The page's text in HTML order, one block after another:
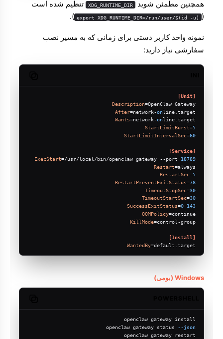
همچنین مطمئن شوید
XDG_RUNTIME_DIR تنظیم شده است
(
export XDG_RUNTIME_DIR=/run/user/$(id -u)
).
نمونه واحد کاربر دستی برای زمانی که به مسیر نصب
سفارشی نیاز دارید:
[Unit]
Description=OpenClaw Gateway
After=network-online.target
Wants=network-online.target
StartLimitBurst=5
StartLimitIntervalSec=60
[Service]
ExecStart=/usr/local/bin/openclaw gateway --port 18789
Restart=always
RestartSec=5
RestartPreventExitStatus=78
TimeoutStopSec=30
TimeoutStartSec=30
SuccessExitStatus=0 143
OOMPolicy=continue
KillMode=control-group
[Install]
WantedBy=default.target
Windows (بومی)
openclaw gateway install
openclaw gateway status --json
openclaw gateway restart